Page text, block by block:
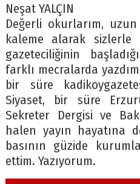
Neşat YALÇIN
Değerli okurlarım,
kaleme alarak sizlerle
gazeteciliğinin
farklı mecralarda
bir süre
Siyaset, bir süre
Sekreter Dergisi ve
halen yayın hayatına
basının güzide
ettim. Yazıyorum.